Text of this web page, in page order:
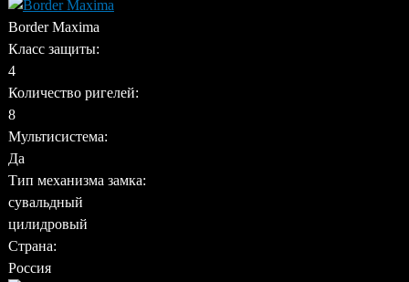
Border Maxima
Класс защиты:
4
Количество ригелей:
8
Мультисистема:
Да
Тип механизма замка:
сувальдный
цилидровый
Страна:
Россия